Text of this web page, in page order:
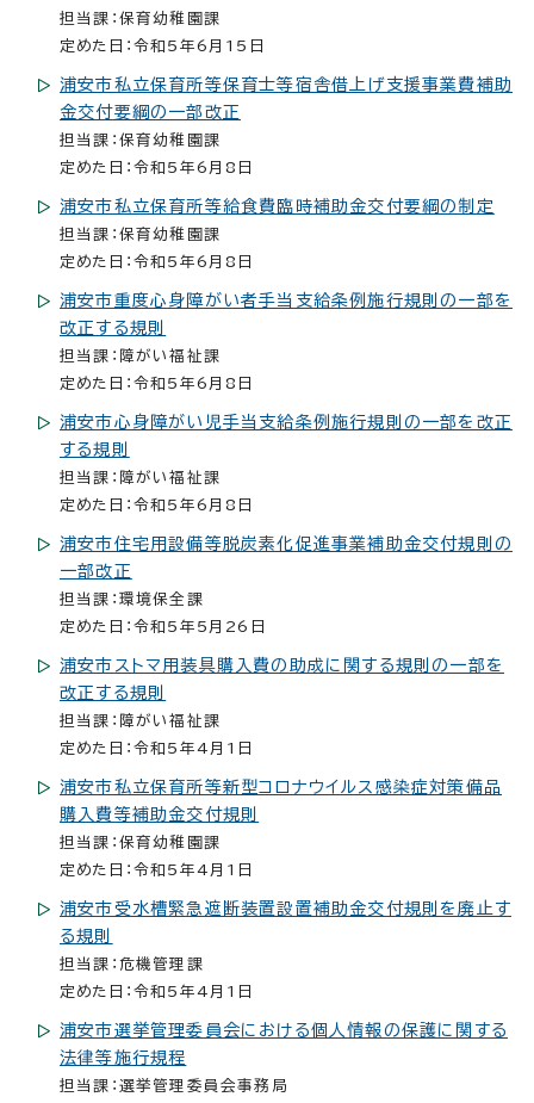
担当課：保育幼稚園課
定めた日：令和5年6月15日
浦安市私立保育所等保育士等宿舎借上げ支援事業費補助
金交付要綱の一部改正
担当課：保育幼稚園課
定めた日：令和5年6月8日
浦安市私立保育所等給食費臨時補助金交付要綱の制定
担当課：保育幼稚園課
定めた日：令和5年6月8日
浦安市重度心身障がい者手当支給条例施行規則の一部を
改正する規則
担当課：障がい福祉課
定めた日：令和5年6月8日
浦安市心身障がい児手当支給条例施行規則の一部を改正
する規則
担当課：障がい福祉課
定めた日：令和5年6月8日
浦安市住宅用設備等脱炭素化促進事業補助金交付規則の
一部改正
担当課：環境保全課
定めた日：令和5年5月26日
浦安市ストマ用装具購入費の助成に関する規則の一部を
改正する規則
担当課：障がい福祉課
定めた日：令和5年4月1日
浦安市私立保育所等新型コロナウイルス感染症対策備品
購入費等補助金交付規則
担当課：保育幼稚園課
定めた日：令和5年4月1日
浦安市受水槽緊急遮断装置設置補助金交付規則を廃止す
る規則
担当課：危機管理課
定めた日：令和5年4月1日
浦安市選挙管理委員会における個人情報の保護に関する
法律等施行規程
担当課：選挙管理委員会事務局